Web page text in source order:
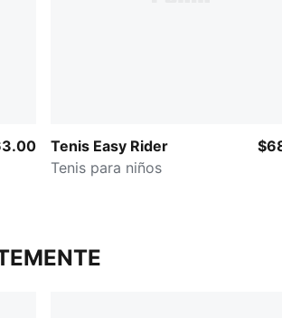
Tenis Easy Rider
Tenis para niños